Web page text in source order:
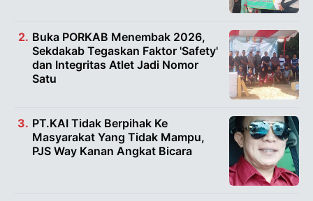
Buka PORKAB Menembak 2026,
Sekdakab Tegaskan Faktor 'Safety'
dan Integritas Atlet Jadi Nomor
Satu
PT.KAI Tidak Berpihak Ke
Masyarakat Yang Tidak Mampu,
PJS Way Kanan Angkat Bicara